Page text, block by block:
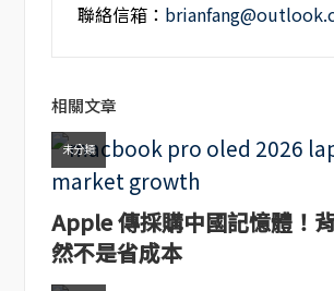
聯絡信箱：
相關文章
未分類
Apple 傳採購中國記憶體！
然不是省成本